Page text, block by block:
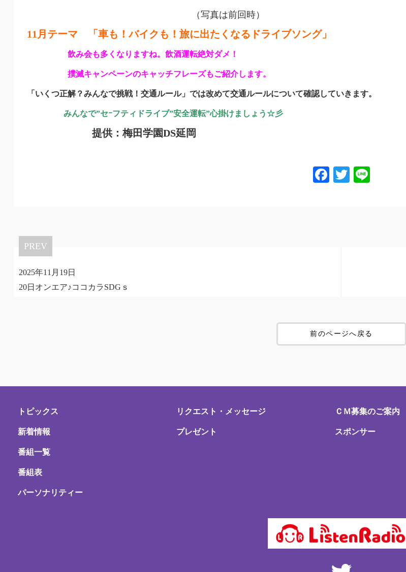
（写真は前回時）
11月テーマ 「車も！バイクも！旅に出たくなるドライブソング」
飲み会も多くなりますね。飲酒運転絶対ダメ！
撲滅キャンペーンのキャッチフレーズもご紹介します。
「いくつ正解？みんなで挑戦！交通ルール」では改めて交通ルールについて確認していきます。
みんなで”セｰフティドライブ”安全運転”心掛けましょう☆彡
提供：梅田学園DS延岡
Facebook
Twitter
PREV
2025年11月19日
20日オンエア♪ココカラSDGｓ
前のページへ戻る
トピックス
新着情報
番組一覧
番組表
パーソナリティー
リクエスト・メッセージ
プレゼント
ＣＭ募集のご案内
スポンサー